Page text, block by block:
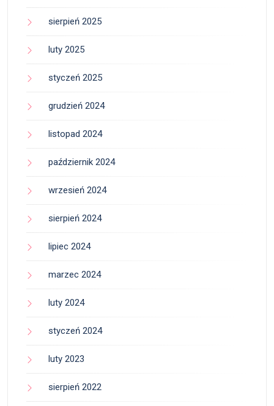
sierpień 2025
luty 2025
styczeń 2025
grudzień 2024
listopad 2024
październik 2024
wrzesień 2024
sierpień 2024
lipiec 2024
marzec 2024
luty 2024
styczeń 2024
luty 2023
sierpień 2022